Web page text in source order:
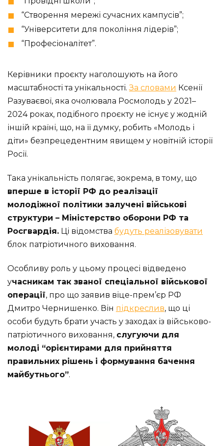
“Створення мережі сучасних кампусів”;
“Університети для покоління лідерів”;
“Професіоналітет”.
Керівники проєкту наголошують на його
масштабності та унікальності.За словами Ксенії
Разуваєвої, яка очолювала Росмолодь у 2021–
2024 роках, подібного проєкту не існує у жодній
іншій країні, що, на її думку, робить «Молодь і
діти» безпрецедентним явищем у новітній історії
Росії.
Така унікальність полягає, зокрема, в тому, що
вперше в історії РФ до реалізації
молодіжної політики залучені військові
структури – Міністерство оборони РФ та
Росгвардія. Ці відомства будуть реалізовувати
блок патріотичного виховання.
Особливу роль у цьому процесі відведено
учасникам так званої спеціальної військової
операції, про що заявив віце-прем’єр РФ
Дмитро Чернишенко. Він підкреслив, що ці
особи будуть брати участь у заходах із військово-
патріотичного виховання, слугуючи для
молоді “орієнтирами для прийняття
правильних рішень і формування бачення
майбутнього”.